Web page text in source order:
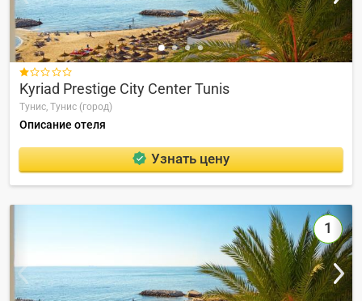

Kyriad Prestige City Center Tunis
Тунис, Тунис (город)
Описание отеля
Узнать цену
1